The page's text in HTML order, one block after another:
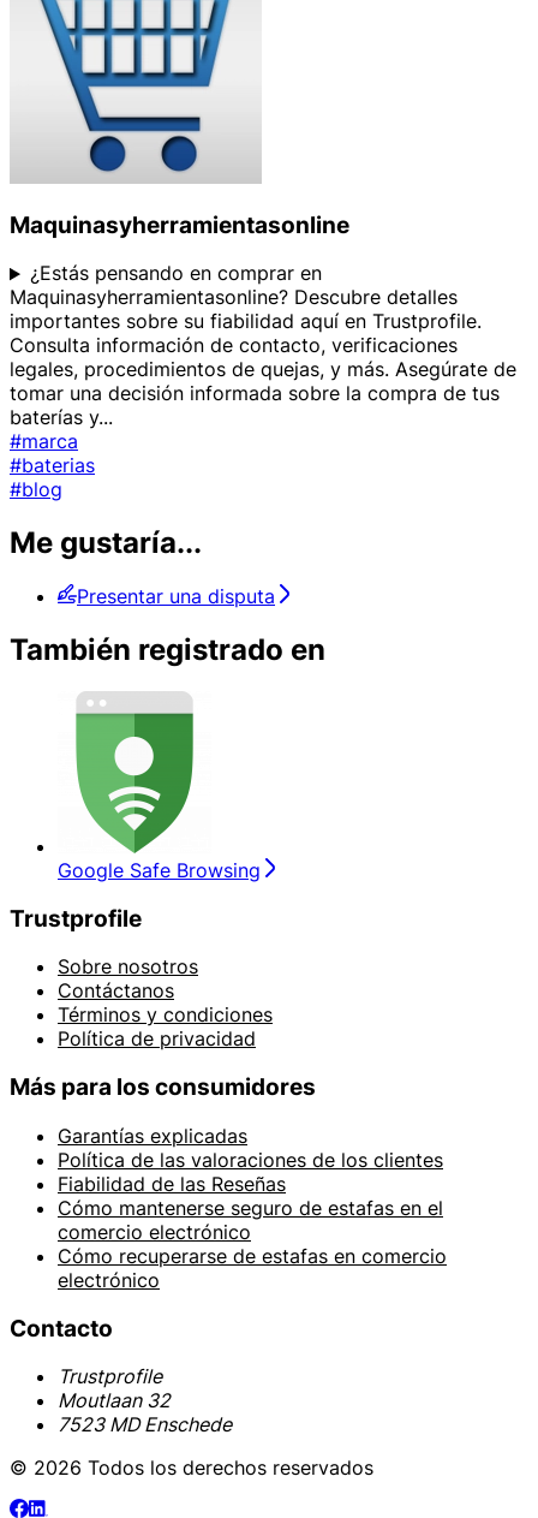
Maquinasyherramientasonline
¿Estás pensando en comprar en
Maquinasyherramientasonline? Descubre detalles
importantes sobre su fiabilidad aquí en Trustprofile.
Consulta información de contacto, verificaciones
legales, procedimientos de quejas, y más. Asegúrate de
tomar una decisión informada sobre la compra de tus
baterías y...
#marca
#baterias
#blog
Me gustaría...
Presentar una disputa
También registrado en
Google Safe Browsing
Trustprofile
Sobre nosotros
Contáctanos
Términos y condiciones
Política de privacidad
Más para los consumidores
Garantías explicadas
Política de las valoraciones de los clientes
Fiabilidad de las Reseñas
Cómo mantenerse seguro de estafas en el
comercio electrónico
Cómo recuperarse de estafas en comercio
electrónico
Contacto
Trustprofile
Moutlaan 32
7523 MD Enschede
© 2026 Todos los derechos reservados